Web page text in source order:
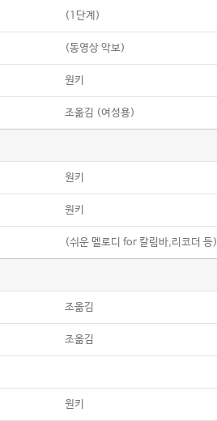
(1단계)
(동영상 악보)
원키
조옮김 (여성용)
원키
원키
(쉬운 멜로디 for 칼림바,리코더 등)
조옮김
조옮김
원키